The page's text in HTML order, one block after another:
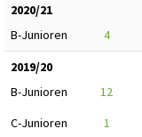
2020/21
B-Junioren
4
2019/20
B-Junioren
12
C-Junioren
1